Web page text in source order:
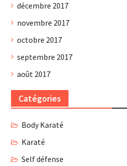
décembre 2017
novembre 2017
octobre 2017
septembre 2017
août 2017
Catégories
Body Karaté
Karaté
Self défense